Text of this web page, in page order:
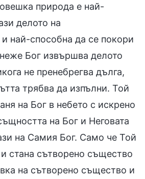
природа е най-
делото на
най-способна да се покори
Бог извършва делото
не пренебрегва дълга,
трябва да изпълни. Той
на Бог в небето с искрено
на Бог и Неговата
на Самия Бог. Само че Той
стана сътворено същество
на сътворено същество и